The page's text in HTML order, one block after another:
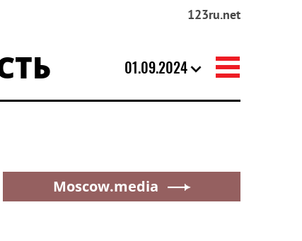
123ru.net
01.09.2024